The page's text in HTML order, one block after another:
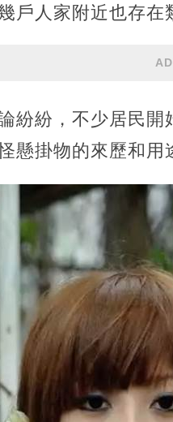
戶人家附近也存在
紛紛，不少居民
懸掛物的來歷和用